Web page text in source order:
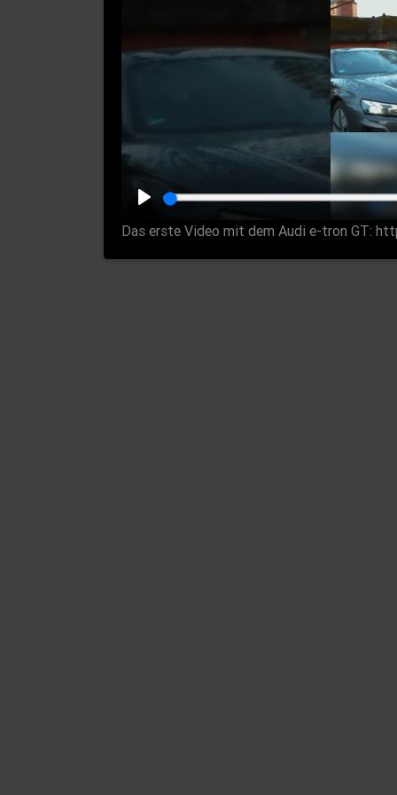
l
a
Das erste Video mit dem Audi e-tron GT: